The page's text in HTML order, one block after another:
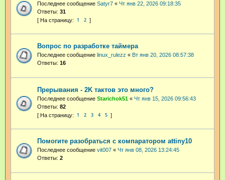
Последнее сообщение Satyr7 « Чт янв 22, 2026 09:18:35
Ответы: 31
1 2
Вопрос по разработке таймера
Последнее сообщение linux_rulezz « Вт янв 20, 2026 08:57:38
Ответы: 16
Прерывания - 2K тактов это много?
Последнее сообщение Starichok51 « Чт янв 15, 2026 09:56:43
Ответы: 82
1 2 3 4 5
Помогите разобраться с компаратором attiny10
Последнее сообщение vit007 « Чт янв 08, 2026 13:24:45
Ответы: 2